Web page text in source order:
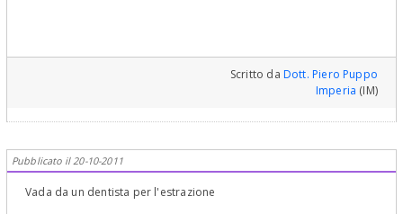
Scritto da Dott. Piero Puppo
Imperia (IM)
Pubblicato il 20-10-2011
Vada da un dentista per l'estrazione